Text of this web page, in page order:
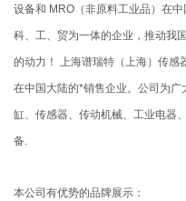
设备和 MRO（非原料工业品）在
科、工、贸为一体的企业，推动我
的动力！ 上海谱瑞特（上海）传感
在中国大陆的*销售企业。公司为
缸、传感器、传动机械、工业电器
备.
本公司有优势的品牌展示：